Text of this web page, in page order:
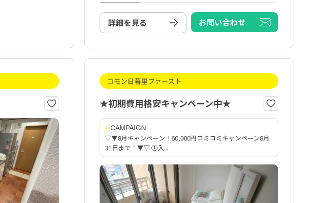
詳細を見る お問い合わせ
コモン日暮里ファースト
★初期費用格安キャンペーン中★
CAMPAIGN
▽▼8月キャンペーン！60,000円コミコミキャンペーン8月
31日まで！▼▽ ①入...